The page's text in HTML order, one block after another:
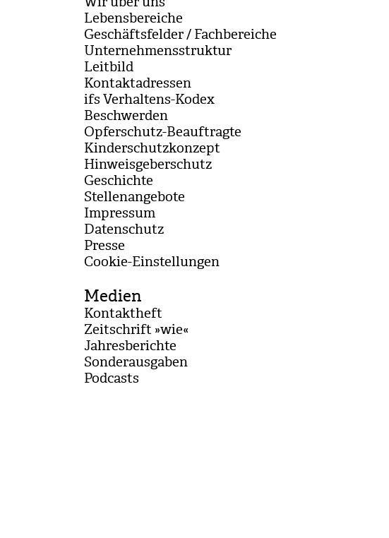
Lebensbereiche
Geschäftsfelder / Fachbereiche
Unternehmensstruktur
Leitbild
Kontaktadressen
ifs Verhaltens-Kodex
Beschwerden
Opferschutz-Beauftragte
Kinderschutzkonzept
Hinweisgeberschutz
Geschichte
Stellenangebote
Impressum
Datenschutz
Presse
Coo­kie-Ein­stel­lun­gen
Medien
Kontaktheft
Zeitschrift »wie«
Jahresberichte
Sonderausgaben
Podcasts